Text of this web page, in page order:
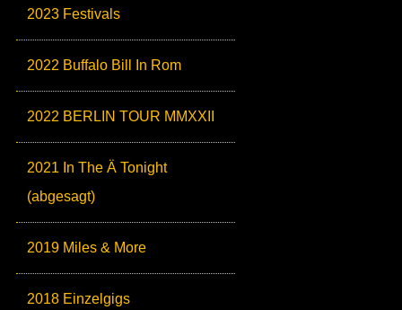
2023 Festivals
2022 Buffalo Bill In Rom
2022 BERLIN TOUR MMXXII
2021 In The Ä Tonight
(abgesagt)
2019 Miles & More
2018 Einzelgigs